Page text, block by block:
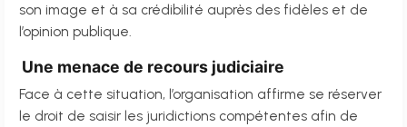
son image et à sa crédibilité auprès des fidèles et de
l’opinion publique.
Une menace de recours judiciaire
Face à cette situation, l’organisation affirme se réserver
le droit de saisir les juridictions compétentes afin de